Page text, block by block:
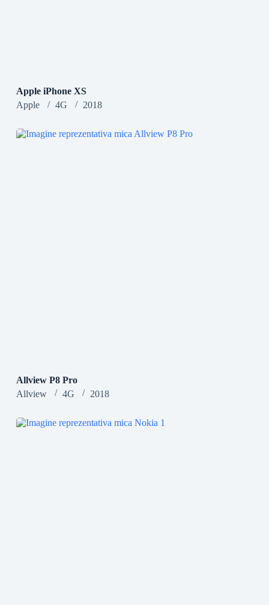
Apple iPhone XS
Apple
4G 2018
Allview P8 Pro
Allview
4G 2018